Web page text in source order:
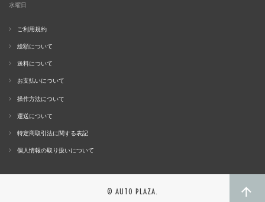
水曜日
ご利用規約
総額について
送料について
お支払いについて
操作方法について
運送について
特定商取引法に関する表記
個人情報の取り扱いについて
© AUTO PLAZA.